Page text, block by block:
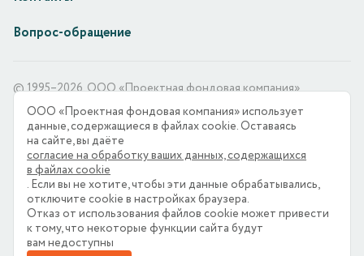
Вопрос-обращение
© 1995–2026. ООО «Проектная фондовая компания»
ООО «Проектная фондовая компания» является оператором
по обработке персональных данных, информация
об обработке персональных данных и сведения о реализуемых
требованиях к защите персональных данных отражены в
Политике в отношении обработки персональных данных.
ООО «Проектная фондовая компания» использует
файлы «cookie» с целью персонализации сервисов
и повышения удобства пользования веб-сайтом.
Если вы не хотите, чтобы ваши пользовательские данные
ООО «Проектная фондовая компания» использует
данные, содержащиеся в файлах cookie. Оставаясь
на сайте, вы даёте
согласие на обработку ваших данных, содержащихся
в файлах cookie
. Если вы не хотите, чтобы эти данные обрабатывались,
отключите cookie в настройках браузера.
Отказ от использования файлов cookie может привести
к тому, что некоторые функции cайта будут
вам недоступны